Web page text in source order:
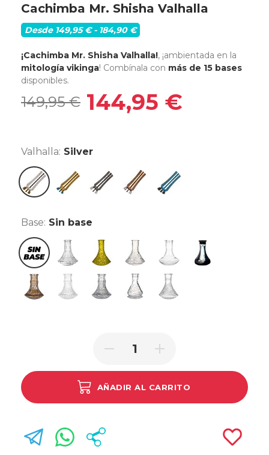
Cachimba Mr. Shisha Valhalla
Desde 149,95 € - 184,90 €
¡Cachimba Mr. Shisha Valhalla!, ¡ambientada en la
mitología vikinga! Combínala con más de 15 bases
disponibles.
149,95 € 144,95 €
Valhalla: Silver
Silver Gold Black Bronze Blue
Base: Sin base
Sin base Indian Lowpoly Amarillo
Lowpoly Clear
Mini ClearMini Frozen
Mini Glass A Amber
Mini Glass B Clear
Mini Glass C Clear
Mini Glass F Clear
Tallada Mariposa
AÑADIR AL CARRITO